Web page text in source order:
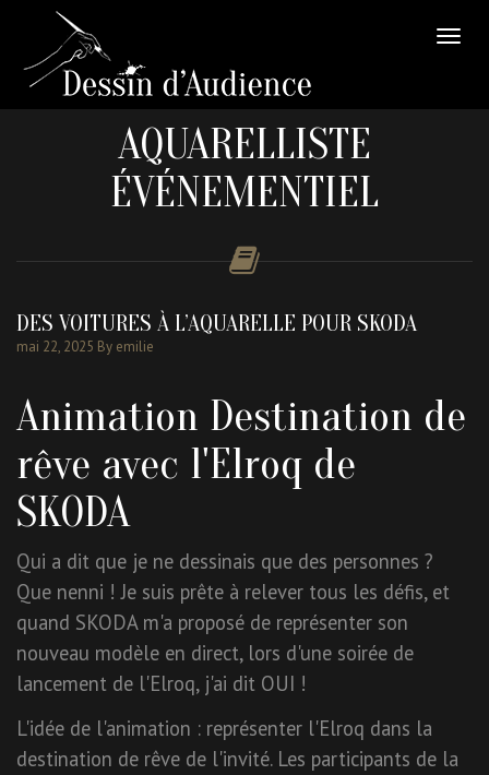
AQUARELLISTE
ÉVÉNEMENTIEL
DES VOITURES À L’AQUARELLE POUR SKODA
mai 22, 2025 By emilie
Animation Destination de
rêve avec l'Elroq de
SKODA
Qui a dit que je ne dessinais que des personnes ?
Que nenni ! Je suis prête à relever tous les défis, et
quand SKODA m'a proposé de représenter son
nouveau modèle en direct, lors d'une soirée de
lancement de l'Elroq, j'ai dit OUI !
L'idée de l'animation : représenter l'Elroq dans la
destination de rêve de l'invité. Les participants de la